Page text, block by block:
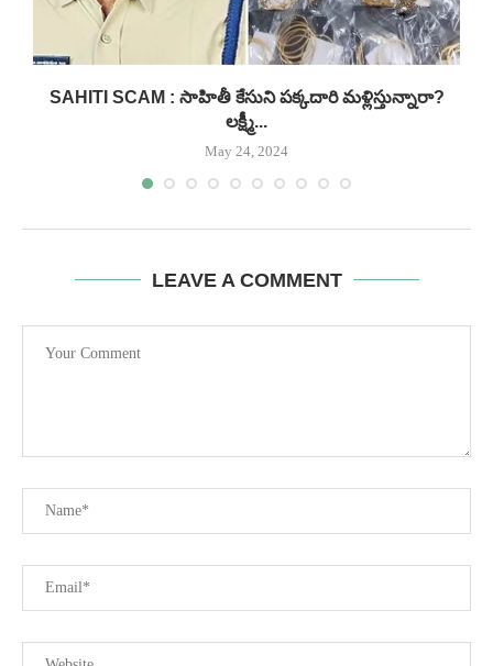
SAHITI SCAM : సాహితీ కేసుని పక్కదారి మళ్లిస్తున్నారా?
లక్ష్మీ...
May 24, 2024
LEAVE A COMMENT